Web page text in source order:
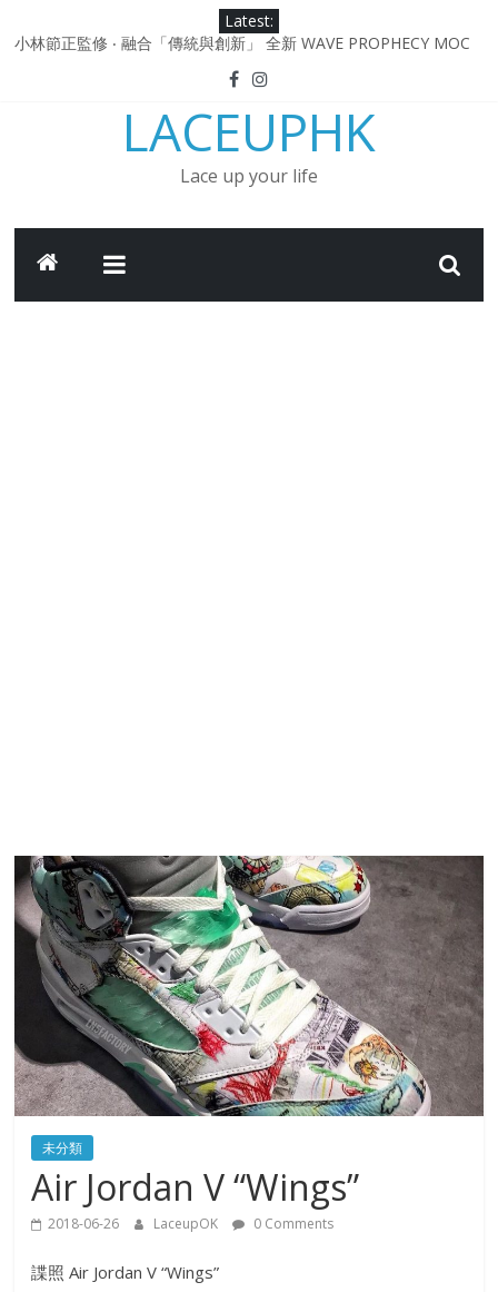
to
Latest:
小林節正監修 ‧ 融合「傳統與創新」 全新 WAVE PROPHECY MOC
Under Armour Curry 12最新簽名鞋升級登場 Curry USA 夢幻配色
延續奧運男籃熱話 同場加映．足踏Curry宇宙．別注版Curry Tour 中
Under Armour Curry 11及 Curry 4 Retro「Championship
Mindset」 保持爭勝之心 爭標路上永不止步
日本東京都創作分部提案 NEW BALANCE / TOKYO DESIGN
LACEUPHK
Lace up your life
未分類
Air Jordan V “Wings”
2018-06-26 LaceupOK 0 Comments
諜照 Air Jordan V “Wings”